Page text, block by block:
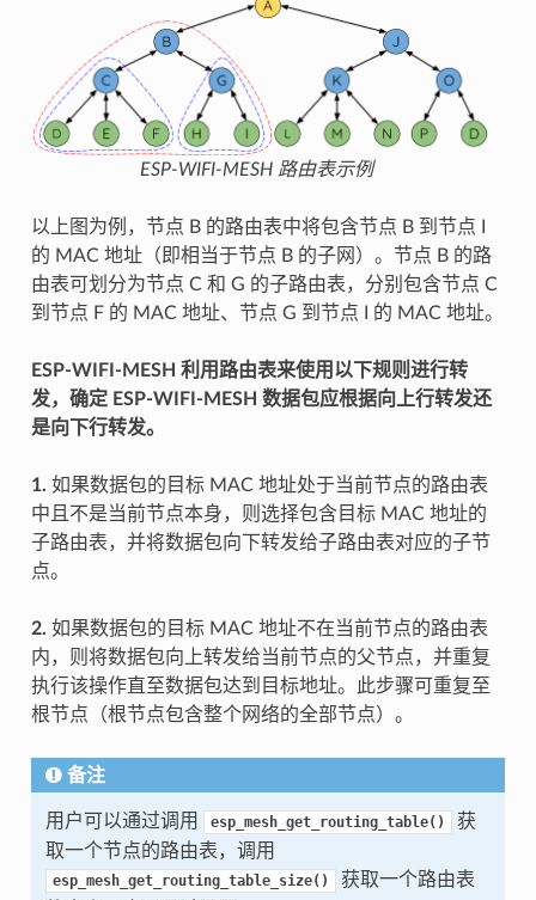
ESP-WIFI-MESH 路由表示例
以上图为例，节点 B 的路由表中将包含节点 B 到节点 I
的 MAC 地址（即相当于节点 B 的子网）。节点 B 的路
由表可划分为节点 C 和 G 的子路由表，分别包含节点 C
到节点 F 的 MAC 地址、节点 G 到节点 I 的 MAC 地址。
ESP-WIFI-MESH 利用路由表来使用以下规则进行转
发，确定 ESP-WIFI-MESH 数据包应根据向上行转发还
是向下行转发。
1. 如果数据包的目标 MAC 地址处于当前节点的路由表
中且不是当前节点本身，则选择包含目标 MAC 地址的
子路由表，并将数据包向下转发给子路由表对应的子节
点。
2. 如果数据包的目标 MAC 地址不在当前节点的路由表
内，则将数据包向上转发给当前节点的父节点，并重复
执行该操作直至数据包达到目标地址。此步骤可重复至
根节点（根节点包含整个网络的全部节点）。
备注
用户可以通过调用 esp_mesh_get_routing_table()
获
取一个节点的路由表，调用
esp_mesh_get_routing_table_size()
获取一个路由表